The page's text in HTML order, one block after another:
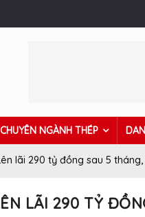
CHUYÊN NGÀNH THÉP
lãi 290 tỷ đồng sau 5
LÃI 290 TỶ